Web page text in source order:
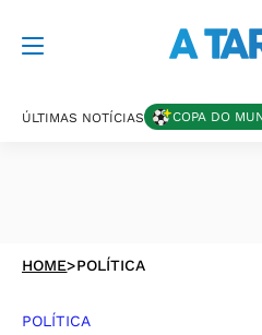
ÚLTIMAS NOTÍCIAS COPA DO
HOME>POLÍTICA
POLÍTICA